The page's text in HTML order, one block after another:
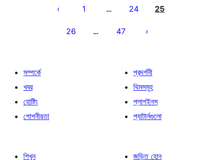
পেজিনেশন
1 … 24 25
26 … 47
সম্পর্কে
খবর
হোষ্টিং
গোপনীয়তা
প্রদর্শনী
থিমসমূহ
প্লাগইনস
প্যাটার্নগুলো
শিখুন
জড়িত হোন